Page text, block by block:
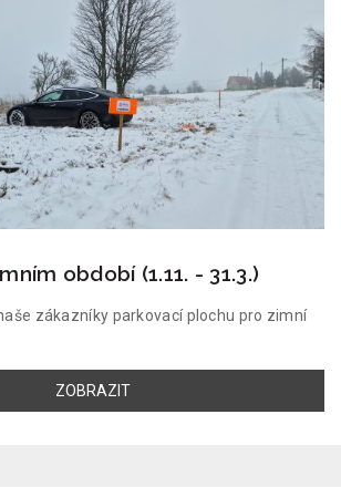
období (1.11. - 31.3.)
zákazníky parkovací plochu pro zimní
ZOBRAZIT